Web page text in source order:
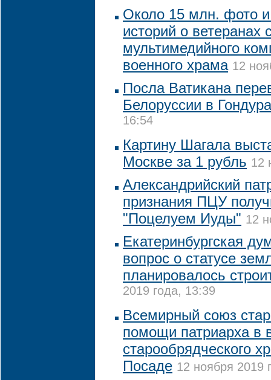
Около 15 млн. фото
историй о ветеранах
мультимедийного
военного храма 12
Посла Ватикана
Белоруссии в
16:54
Картину Шагала
Москве за 1 рубль 12
Александрийский
признания ПЦУ
"Поцелуем Иуды" 12
Екатеринбургская
вопрос о статусе
планировалось
2019 года, 13:39
Всемирный союз
помощи патриарха в
старообрядческого
Посаде 12 ноября 2019